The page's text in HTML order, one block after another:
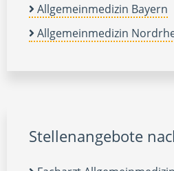
Allgemeinmedizin Bayern
Allgemeinmedizin
Stellenangebote